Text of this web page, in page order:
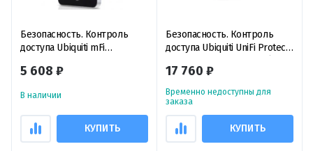
Безопасность. Контроль
доступа Ubiquiti mFi
5 608 ₽
В наличии
КУПИТЬ
Безопасность. Контроль
доступа Ubiquiti UniFi Protect
pack) беспроводной датчик
входа (3 штуки)
17 760 ₽
Временно недоступны для
заказа
КУПИТЬ